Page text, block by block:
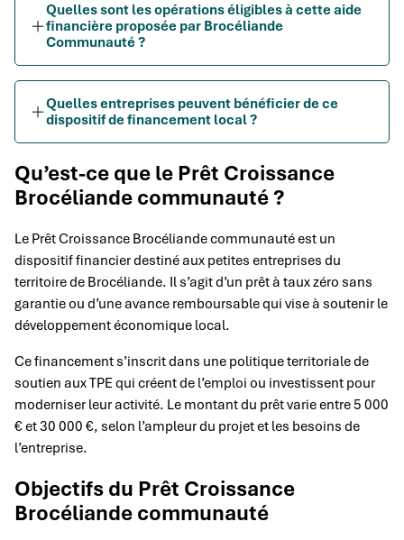
Quelles sont les opérations éligibles à cette aide
financière proposée par Brocéliande
Communauté ?
Quelles entreprises peuvent bénéficier de ce
dispositif de financement local ?
Qu’est-ce que le Prêt Croissance
Brocéliande communauté ?
Le Prêt Croissance Brocéliande communauté est un
dispositif financier destiné aux petites entreprises du
territoire de Brocéliande. Il s’agit d’un prêt à taux zéro sans
garantie ou d’une avance remboursable qui vise à soutenir le
développement économique local.
Ce financement s’inscrit dans une politique territoriale de
soutien aux TPE qui créent de l’emploi ou investissent pour
moderniser leur activité. Le montant du prêt varie entre 5 000
€ et 30 000 €, selon l’ampleur du projet et les besoins de
l’entreprise.
Objectifs du Prêt Croissance
Brocéliande communauté